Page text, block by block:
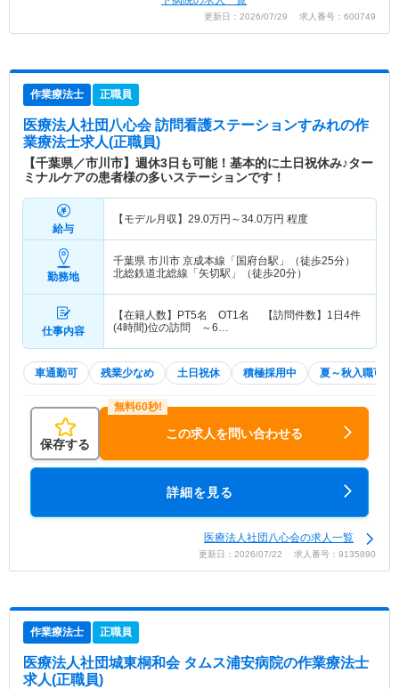
更新日：2026/07/29 求人番号：600749
作業療法士 正職員
医療法人社団八心会 訪問看護ステーションすみれの作
業療法士求人(正職員)
【千葉県／市川市】週休3日も可能！基本的に土日祝休み♪ター
ミナルケアの患者様の多いステーションです！
給与
【モデル月収】 29.0万円～34.0万円 程度
勤務地
千葉県 市川市 京成本線「国府台駅」（徒歩25分）
北総鉄道北総線「矢切駅」（徒歩20分）
仕事内容
【在籍人数】PT5名 OT1名 【訪問件数】1日4件
(4時間)位の訪問 ～6…
車通勤可 残業少なめ 土日祝休 積極採用中 夏～秋入職可
保存する
この求人を問い合わせる
詳細を見る
医療法人社団八心会の求人一覧
更新日：2026/07/22 求人番号：9135890
作業療法士 正職員
医療法人社団城東桐和会 タムス浦安病院の作業療法士
求人(正職員)